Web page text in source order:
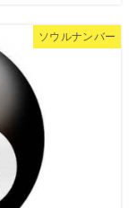
ソウルナンバー